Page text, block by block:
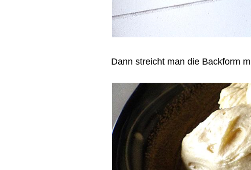
Dann streicht man die Backform